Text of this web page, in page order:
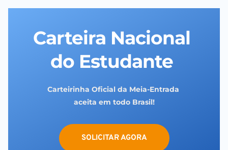
Carteira Nacional
do Estudante
Carteirinha Oficial da Meia-Entrada
aceita em todo Brasil!
SOLICITAR AGORA